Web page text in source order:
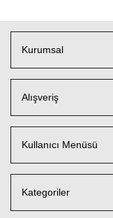
Kurumsal
Alışveriş
Kullanıcı Menüsü
Kategoriler